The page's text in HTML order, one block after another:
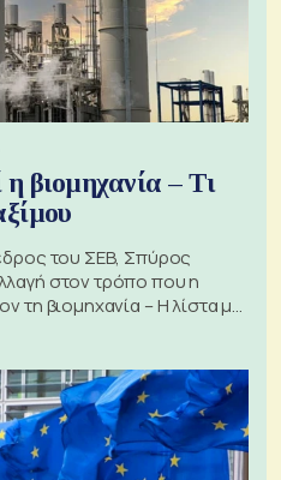
βιομηχανία – Τι
του ΣΕΒ, Σπύρος
στον τρόπο που η
τη βιομηχανία – Η λίστα με